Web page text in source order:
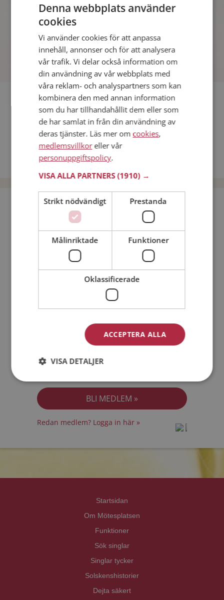
alla andra singlar om du är medlem på
Mötesplatsen. Du kan bli medlem fort
Fler singlar
Fler singelmän från Kungälv: mötmig,MrNice,Cushel
Kvinnor från Kungälv
Dejta kvinnor i Sverige
Dejta män i Sverige
Bli medlem utan kostnad!
Jag är en: Man Kvinna
Min ålder:
Jag accepterarMedlemsvillkoren
Redan medlem? Logga in här »
Startsidan
Om Mötesplatsen
Funktioner
Sök singlar
Singlar tycker
Solskenshistorier
Dejta säkert
Denna webbplats använder
cookies
Vi använder cookies för att anpassa
innehåll, annonser och för att analysera
vår trafik. Vi delar också information om
din användning av vår webbplats med
våra reklam- och analyspartners som kan
kombinera den med annan information
som du har tillhandahållit dem eller som
de har samlat in från din användning av
deras tjänster. Läs mer om cookies,
medlemsvillkoreller vår
personuppgiftspolicy.
VISA ALLA PARTNERS(1910) →
Strikt nödvändigt Prestanda
Målinriktade Funktioner
Oklassificerade
ACCEPTERA ALLA
VISA DETALJER